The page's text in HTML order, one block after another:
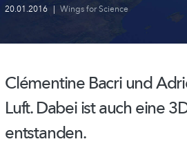
20.01.2016 | Wings for Science
Clémentine Bacri und
Luft. Dabei ist auch eine
entstanden.